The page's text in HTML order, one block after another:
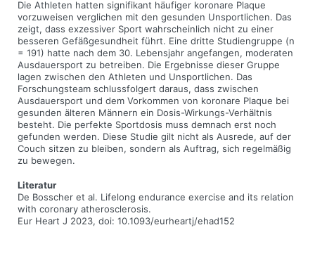
Die Athleten hatten signifikant häufiger koronare Plaque
vorzuweisen verglichen mit den gesunden Unsportlichen. Das
zeigt, dass exzessiver Sport wahrscheinlich nicht zu einer
besseren Gefäßgesundheit führt. Eine dritte Studien­gruppe (n
= 191) hatte nach dem 30. Lebensjahr angefangen, moderaten
Ausdauersport zu betreiben. Die Ergebnisse dieser Gruppe
lagen zwischen den Athleten und Unsportlichen. Das
Forschungsteam schlussfolgert daraus, dass zwischen
Ausdauersport und dem Vorkommen von koronare Plaque bei
gesunden älteren Männern ein Dosis-Wirkungs-Verhältnis
besteht. Die perfekte Sportdosis muss demnach erst noch
gefunden werden. Diese Studie gilt nicht als Ausrede, auf der
Couch sitzen zu bleiben, sondern als Auftrag, sich regelmäßig
zu bewegen.
Literatur
De Bosscher et al. Lifelong endurance exercise and its relation
with coronary atherosclerosis.
Eur Heart J 2023, doi: 10.1093/eurheartj/ehad152